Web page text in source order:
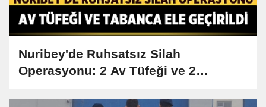
Nuribey'de Ruhsatsız Silah
Operasyonu: 2 Av Tüfeği ve 2
Tabanca Ele Geçirildi